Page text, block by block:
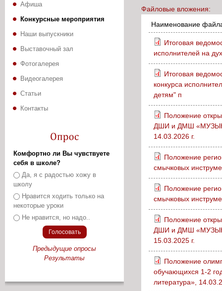
Афиша
Конкурсные мероприятия
Наши выпускники
Выставочный зал
Фотогалерея
Видеогалерея
Статьи
Контакты
Комфортно ли Вы чувствуете
себя в школе?
Варианты
Да, я с радостью хожу в
школу
Нравится ходить только на
некоторые уроки
Не нравится, но надо..
Предыдущие опросы
Результаты
Файловые вложения:
Наименование
Итоговая
исполнителей на
Итоговая
конкурса
детям" п
Положение
ДШИ и ДМШ
14.03.2026 г.
Положение
смычковых
Положение
смычковых
Положение
ДШИ и ДМШ
15.03.2025 г.
Положение
обучающихся 1-2
литература»,